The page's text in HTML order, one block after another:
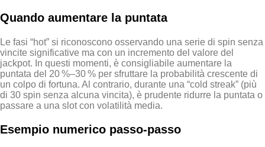
Quando aumentare la puntata
Le fasi “hot” si riconoscono osservando una serie di spin senza
vincite significative ma con un incremento del valore del
jackpot. In questi momenti, è consigliabile aumentare la
puntata del 20 %–30 % per sfruttare la probabilità crescente di
un colpo di fortuna. Al contrario, durante una “cold streak” (più
di 30 spin senza alcuna vincita), è prudente ridurre la puntata o
passare a una slot con volatilità media.
Esempio numerico passo‑passo